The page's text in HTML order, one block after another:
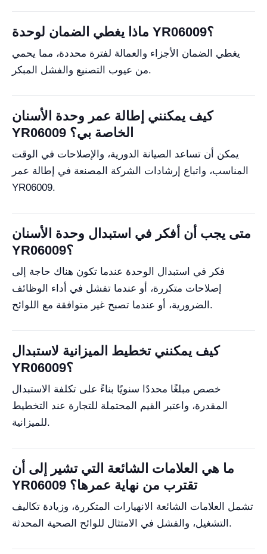
ماذا يغطي الضمان لوحدة YR06009؟
يغطي الضمان الأجزاء والعمالة لفترة محددة، مما يحمي
من عيوب التصنيع والفشل المبكر.
كيف يمكنني إطالة عمر وحدة الأسنان
YR06009 الخاصة بي؟
يمكن أن تساعد الصيانة الدورية، والإصلاحات في الوقت
المناسب، واتباع إرشادات الشركة المصنعة في إطالة عمر
YR06009.
متى يجب أن أفكر في استبدال وحدة الأسنان
YR06009؟
فكر في استبدال الوحدة عندما تكون هناك حاجة إلى
إصلاحات متكررة، أو عندما تفشل في أداء الوظائف
الضرورية، أو عندما تصبح غير متوافقة مع اللوائح.
كيف يمكنني تخطيط الميزانية لاستبدال
YR06009؟
خصص مبلغًا محددًا سنويًا بناءً على تكلفة الاستبدال
المقدرة، واعتبر القيم المحتملة للتجارة عند التخطيط
للميزانية.
ما هي العلامات الشائعة التي تشير إلى أن
YR06009 تقترب من نهاية عمرها؟
تشمل العلامات الشائعة الانهيارات المتكررة، وزيادة تكاليف
التشغيل، والفشل في الامتثال للوائح الصحية المحدثة.